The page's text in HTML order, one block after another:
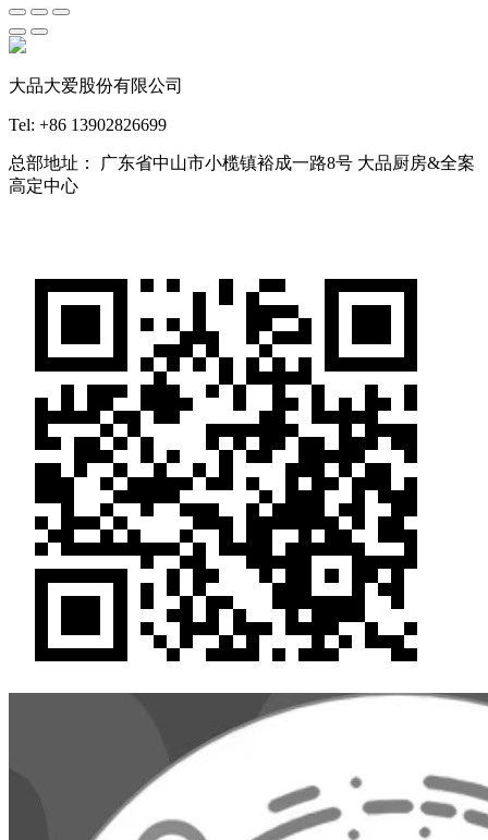
大品大爱股份有限公司
Tel: +86 13902826699
总部地址： 广东省中山市小榄镇裕成一路8号 大品厨房&全案
高定中心